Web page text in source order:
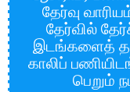
தேர்வு
தேர்வில்
இடங்களைத்
காலிப்
பெறும்